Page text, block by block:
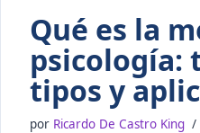
Qué es la
psicología:
tipos y
por Ricardo De Castro King